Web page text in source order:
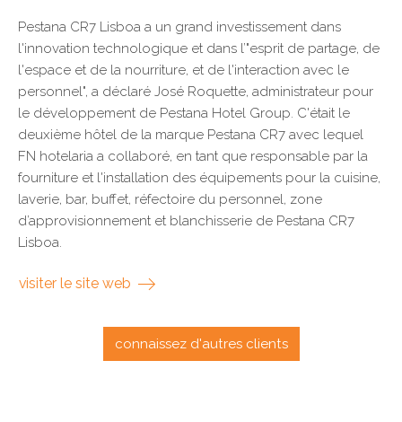
Pestana CR7 Lisboa a un grand investissement dans
l'innovation technologique et dans l’"esprit de partage, de
l'espace et de la nourriture, et de l'interaction avec le
personnel", a déclaré José Roquette, administrateur pour
le développement de Pestana Hotel Group. C'était le
deuxième hôtel de la marque Pestana CR7 avec lequel
FN hotelaria a collaboré, en tant que responsable par la
fourniture et l'installation des équipements pour la cuisine,
laverie, bar, buffet, réfectoire du personnel, zone
d’approvisionnement et blanchisserie de Pestana CR7
Lisboa.
visiter le site web
connaissez d'autres clients